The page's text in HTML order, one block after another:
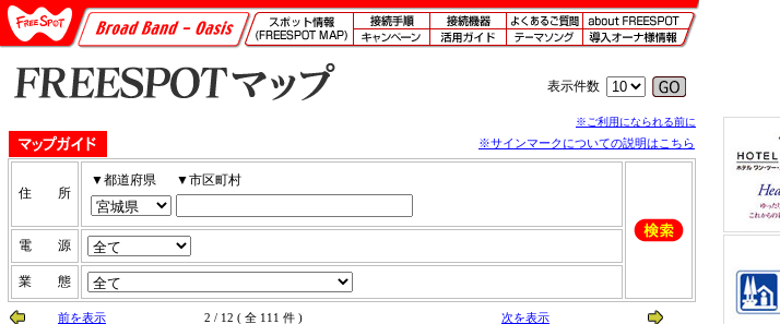
表示件数
※ご利用になられる前に
※サインマークについての説明はこちら
住 所
▼都道府県 ▼市区町村
電 源
業 態
前を表示 2 / 12 ( 全 111 件 ) 次を表示